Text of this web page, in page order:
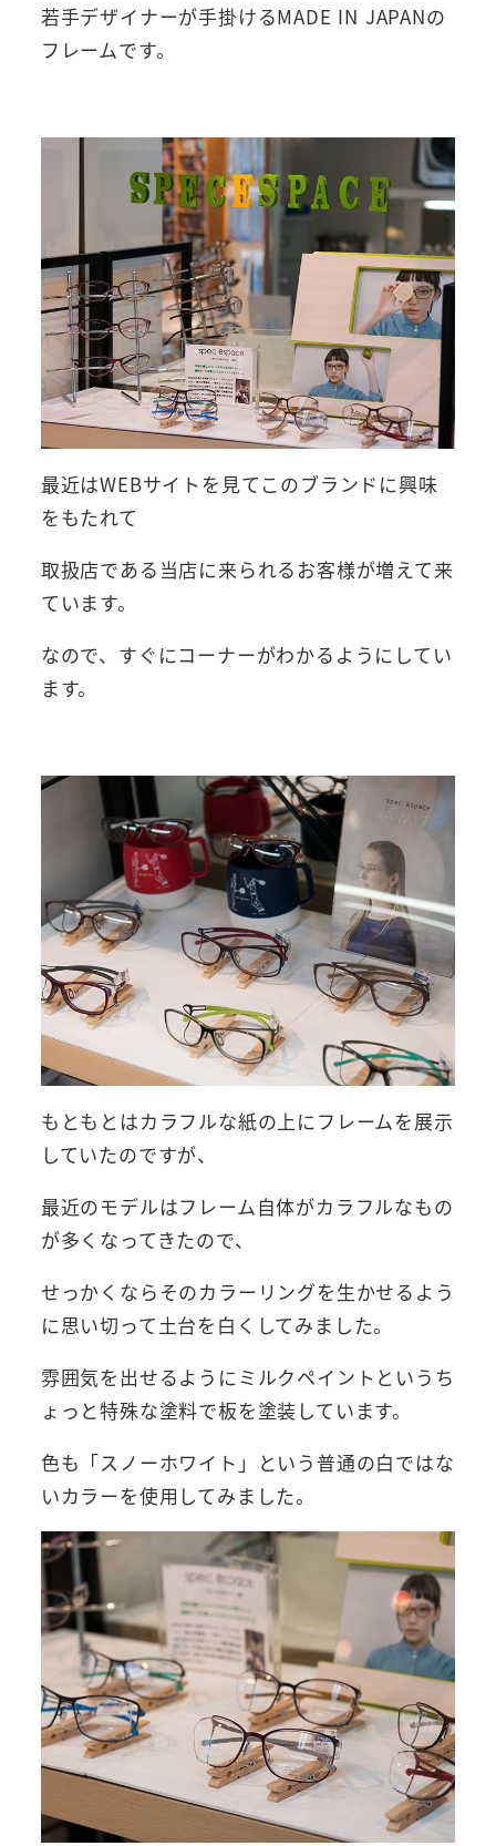
若手デザイナーが手掛けるMADE IN JAPANの
フレームです。
最近はWEBサイトを見てこのブランドに興味
をもたれて
取扱店である当店に来られるお客様が増えて来
ています。
なので、すぐにコーナーがわかるようにしてい
ます。
もともとはカラフルな紙の上にフレームを展示
していたのですが、
最近のモデルはフレーム自体がカラフルなもの
が多くなってきたので、
せっかくならそのカラーリングを生かせるよう
に思い切って土台を白くしてみました。
雰囲気を出せるようにミルクペイントというち
ょっと特殊な塗料で板を塗装しています。
色も「スノーホワイト」という普通の白ではな
いカラーを使用してみました。